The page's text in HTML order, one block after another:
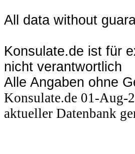
All data without
Konsulate.de ist für
nicht verantwortlich
Alle Angaben ohne
Konsulate.de 01-Aug-
aktueller Datenbank